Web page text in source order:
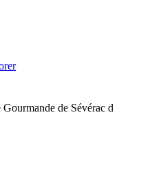
Gourmande de Sévérac d